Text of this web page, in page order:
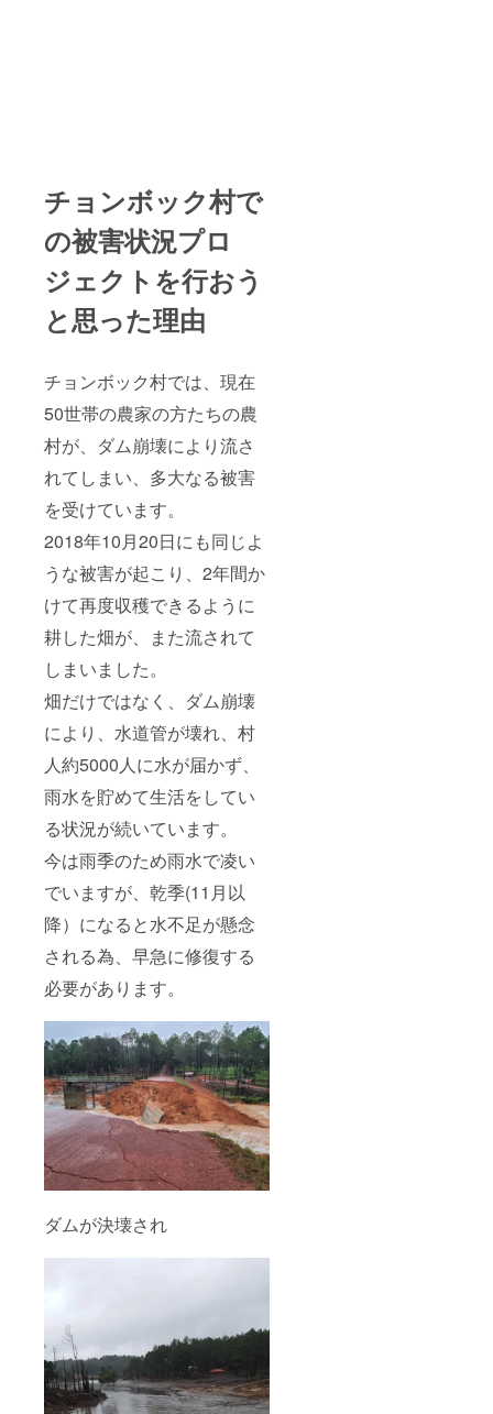
チョンボック村で
の被害状況プロ
ジェクトを行おう
と思った理由
チョンボック村では、現在
50世帯の農家の方たちの農
村が、ダム崩壊により流さ
れてしまい、多大なる被害
を受けています。
2018年10月20日にも同じよ
うな被害が起こり、2年間か
けて再度収穫できるように
耕した畑が、また流されて
しまいました。
畑だけではなく、ダム崩壊
により、水道管が壊れ、村
人約5000人に水が届かず、
雨水を貯めて生活をしてい
る状況が続いています。
今は雨季のため雨水で凌い
でいますが、乾季(11月以
降）になると水不足が懸念
される為、早急に修復する
必要があります。
ダムが決壊され